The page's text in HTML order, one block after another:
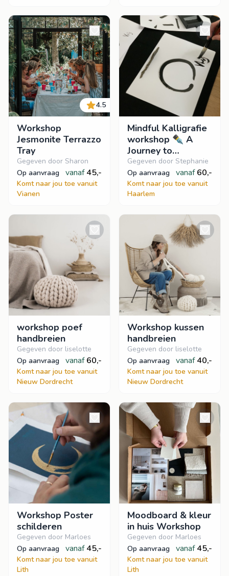
4.5
Workshop
Jesmonite Terrazzo
Tray
Gegeven door Sharon
op aanvraag
vanaf 45,-
Komt naar jou toe vanuit
Vianen
Mindful Kalligrafie
workshop ✒️ A
Journey to
Creativity and
Mindfulness
Gegeven door Stephanie
op aanvraag
vanaf 60,-
Komt naar jou toe vanuit
Haarlem
workshop poef
handbreien
Gegeven door liselotte
op aanvraag
vanaf 60,-
Komt naar jou toe vanuit
Nieuw Dordrecht
Workshop kussen
handbreien
Gegeven door liselotte
op aanvraag
vanaf 40,-
Komt naar jou toe vanuit
Nieuw Dordrecht
Workshop Poster
schilderen
Gegeven door Marloes
op aanvraag
vanaf 45,-
Komt naar jou toe vanuit
Lith
Moodboard & kleur
in huis Workshop
Gegeven door Marloes
op aanvraag
vanaf 45,-
Komt naar jou toe vanuit
Lith